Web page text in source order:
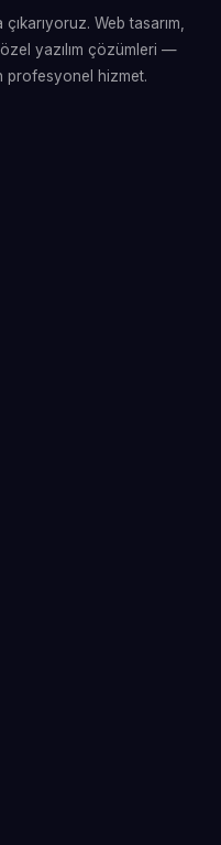
Web tasarım,
yazılım çözümleri —
profesyonel hizmet.